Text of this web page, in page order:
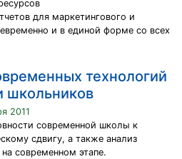
для маркетингового и
и в единой форме со всех
технологий
школьников
2011
современной школы к
сдвигу, а также анализ
современном этапе.